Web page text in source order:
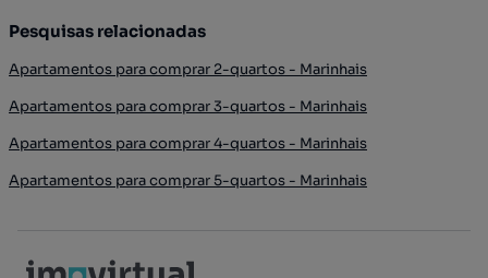
Pesquisas relacionadas
Apartamentos para comprar 2-quartos - Marinhais
Apartamentos para comprar 3-quartos - Marinhais
Apartamentos para comprar 4-quartos - Marinhais
Apartamentos para comprar 5-quartos - Marinhais